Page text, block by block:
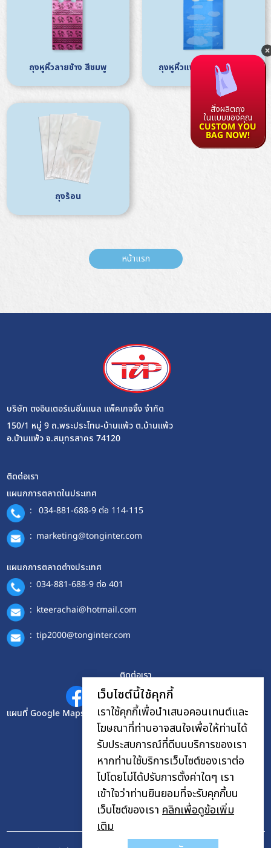
ถุงหูหิ้วลายช้าง สีชมพู ถุงหูหิ้วแฟชั่น ลายท้องฟ้า
ถุงร้อน
หน้าแรก
สั่งผลิตถุง
ในแบบของคุณ
CUSTOM YOU
BAG NOW!
บริษัท ตงอินเตอร์เนชั่นแนล แพ็คเกจจิ้ง จำกัด
150/1 หมู่ 9 ถ.พระประโทน-บ้านแพ้ว ต.บ้านแพ้ว
อ.บ้านแพ้ว จ.สมุทรสาคร 74120
ติดต่อเรา
แผนกการตลาดในประเทศ
: 034-881-688-9 ต่อ 114-115
: marketing@tonginter.com
แผนกการตลาดต่างประเทศ
: 034-881-688-9 ต่อ 401
: kteerachai@hotmail.com
: tip2000@tonginter.com
ติดต่อเรา
แผนที่ Google Maps
เว็บไซต์นี้ใช้คุกกี้
เราใช้คุกกี้เพื่อนำเสนอคอนเทนต์และ
โฆษณาที่ท่านอาจสนใจเพื่อให้ท่านได้
รับประสบการณ์ที่ดีบนบริการของเรา
หากท่านใช้บริการเว็บไซต์ของเราต่อ
ไปโดยไม่ได้ปรับการตั้งค่าใดๆ เรา
เข้าใจว่าท่านยินยอมที่จะรับคุกกี้บน
เว็บไซต์ของเราคลิกเพื่อดูข้อเพิ่ม
เติม